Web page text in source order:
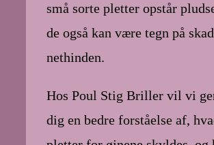
små sorte pletter opstår
de også kan være tegn på
nethinden.
Hos Poul Stig Briller vil vi
dig en bedre forståelse af,